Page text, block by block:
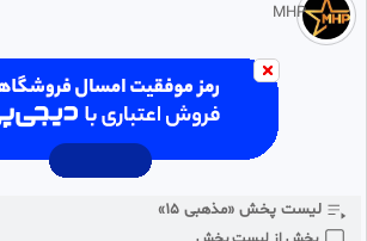
برای دیدن ویدیو های بیشتر و حمایت از کانال ما را در
MHP
لیست پخش «مذهبی ۱۵»